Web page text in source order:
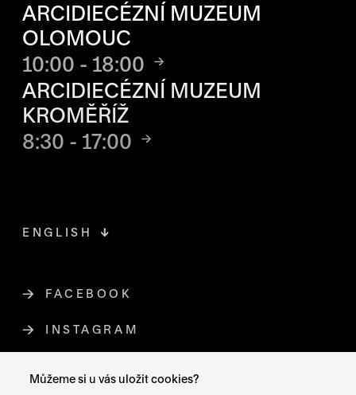
Můžeme si u vás uložit cookies?
ARCIDIECÉZNÍ MUZEUM
OLOMOUC
10:00 - 18:00
ARCIDIECÉZNÍ MUZEUM
KROMĚŘÍŽ
8:30 - 17:00
FACEBOOKODKAZ SE OTEVŘE NA NOVÉ
INSTAGRAMODKAZ SE OTEVŘE NA NOVÉ
ENGLISH